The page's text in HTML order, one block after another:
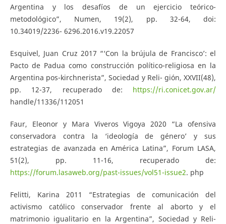
Argentina y los desafíos de un ejercicio teórico-
metodológico”, Numen, 19(2), pp. 32-64, doi:
10.34019/2236- 6296.2016.v19.22057
Esquivel, Juan Cruz 2017 “‘Con la brújula de Francisco’: el
Pacto de Padua como construcción político-religiosa en la
Argentina pos-kirchnerista”, Sociedad y Reli- gión, XXVII(48),
pp. 12-37, recuperado de: https://ri.conicet.gov.ar/
handle/11336/112051
Faur, Eleonor y Mara Viveros Vigoya 2020 “La ofensiva
conservadora contra la ‘ideología de género’ y sus
estrategias de avanzada en América Latina”, Forum LASA,
51(2), pp. 11-16, recuperado de:
https://forum.lasaweb.org/past-issues/vol51-issue2. php
Felitti, Karina 2011 “Estrategias de comunicación del
activismo católico conservador frente al aborto y el
matrimonio igualitario en la Argentina”, Sociedad y Reli-